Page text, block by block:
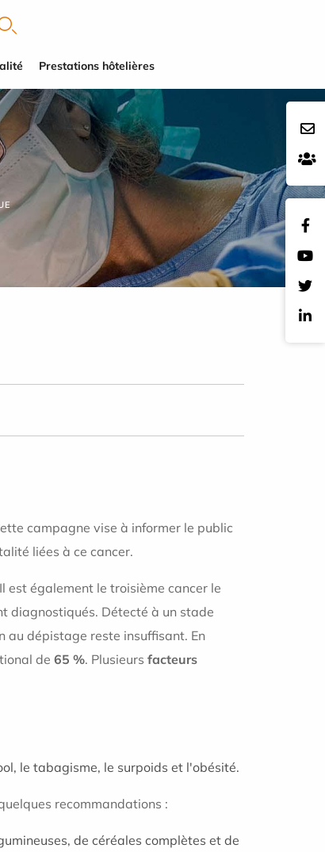
Prestations hôtelières
campagne vise à informer le public
liées à ce cancer.
est également le troisième cancer le
diagnostiqués. Détecté à un stade
au dépistage reste insuffisant. En
de 65 %. Plusieurs facteurs
le tabagisme, le surpoids et l'obésité.
recommandations :
de céréales complètes et de